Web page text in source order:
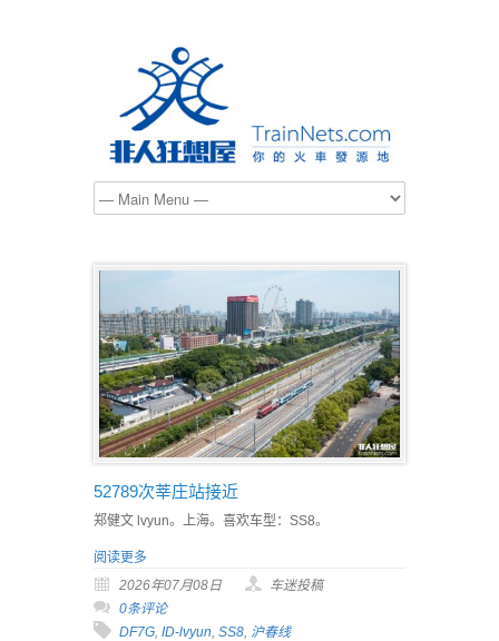
52789次莘庄站接近
郑健文 lvyun。上海。喜欢车型：SS8。
阅读更多
2026年07月08日
车迷投稿
0条评论
DF7G, ID-lvyun, SS8, 沪春线